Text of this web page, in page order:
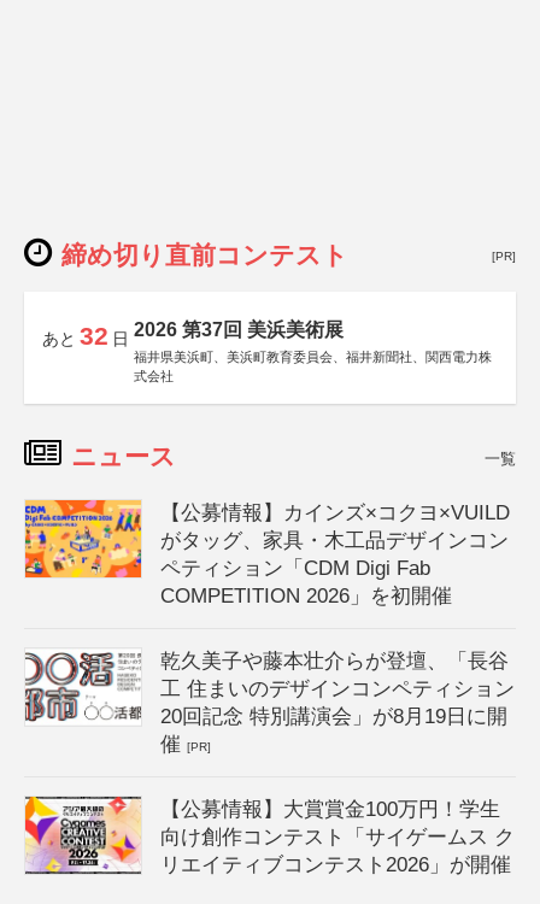
締め切り直前コンテスト [PR]
あと 32 日 2026 第37回 美浜美術展
福井県美浜町、美浜町教育委員会、福井新聞社、関西電力株
式会社
ニュース 一覧
【公募情報】カインズ×コクヨ×VUILD
がタッグ、家具・木工品デザインコン
ペティション「CDM Digi Fab
COMPETITION 2026」を初開催
乾久美子や藤本壮介らが登壇、「長谷
工 住まいのデザインコンペティション
20回記念 特別講演会」が8月19日に開
催[PR]
【公募情報】大賞賞金100万円！学生
向け創作コンテスト「サイゲームス ク
リエイティブコンテスト2026」が開催